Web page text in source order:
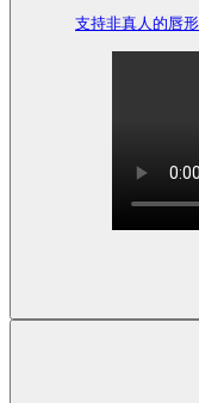
支持非真人的